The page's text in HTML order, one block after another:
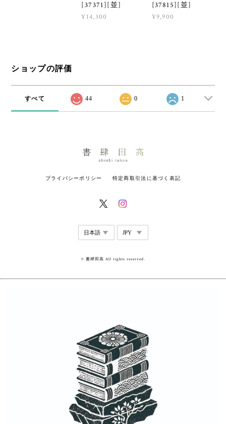
[37371][並]
¥14,300
[37815][並]
¥9,900
ショップの評価
すべて 44 0 1
プライバシーポリシー 特定商取引法に基づく表記
© 書肆田高 All rights reserved.